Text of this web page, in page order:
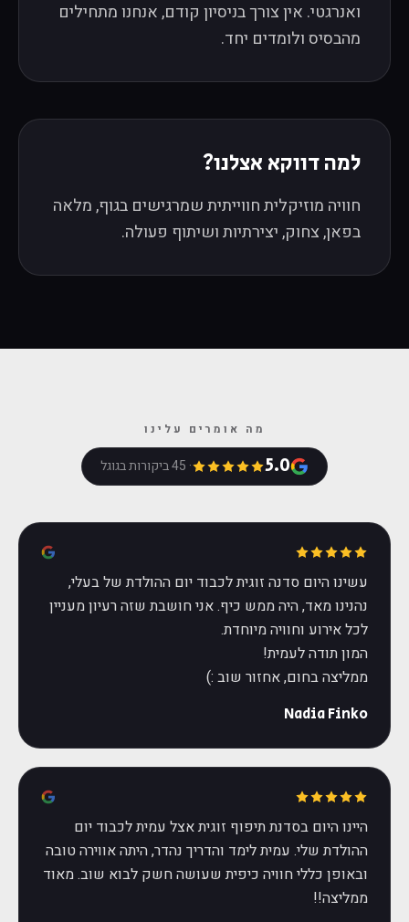
ואנרגטי. אין צורך בניסיון קודם, אנחנו מתחילים
מהבסיס ולומדים יחד.
למה דווקא אצלנו?
חוויה מוזיקלית חווייתית שמרגישים בגוף, מלאה
בפאן, צחוק, יצירתיות ושיתוף פעולה.
מה אומרים עלינו
5.0 · 45 ביקורות בגוגל
עשינו היום סדנה זוגית לכבוד יום ההולדת של בעלי,
נהנינו מאד, היה ממש כיף. אני חושבת שזה רעיון מעניין
ממליצה בחום, אחזור שוב :)
Nadia Finko
היינו היום בסדנת תיפוף זוגית אצל עמית לכבוד יום
ההולדת שלי. עמית לימד והדריך נהדר, היתה אווירה טובה
ובאופן כללי חוויה כיפית שעושה חשק לבוא שוב. מאוד
ממליצה!!